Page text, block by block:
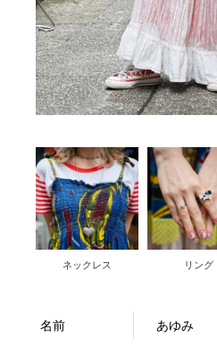
ネックレス リング
名前 あゆみ